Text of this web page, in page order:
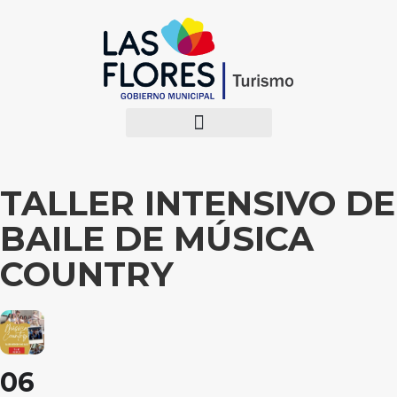
TALLER INTENSIVO DE
BAILE DE MÚSICA
COUNTRY
06